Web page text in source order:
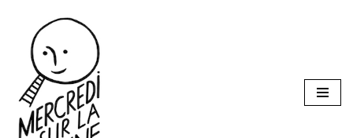
Aller
contenu